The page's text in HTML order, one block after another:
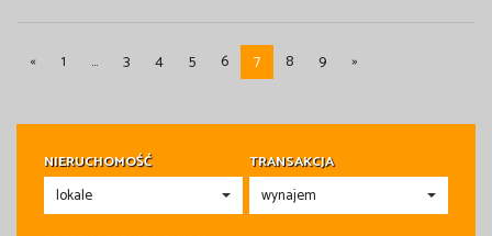
« 1 ... 3 4 5 6 7 8 9 »
NIERUCHOMOŚĆ TRANSAKCJA